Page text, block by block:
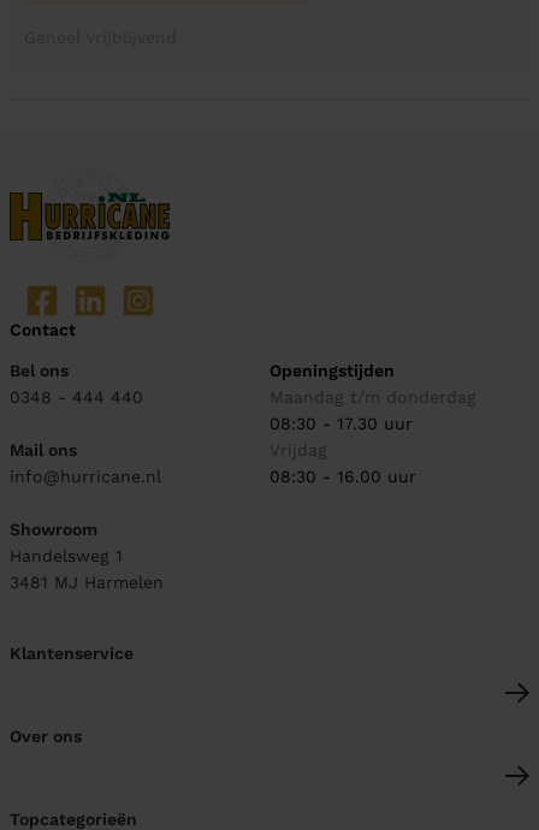
Contact
Bel ons
0348 - 444 440
Mail ons
info@hurricane.nl
Showroom
Handelsweg 1
3481 MJ Harmelen
Openingstijden
Maandag t/m donderdag
08:30 - 17.30 uur
Vrijdag
08:30 - 16.00 uur
Klantenservice
Over ons
Topcategorieën